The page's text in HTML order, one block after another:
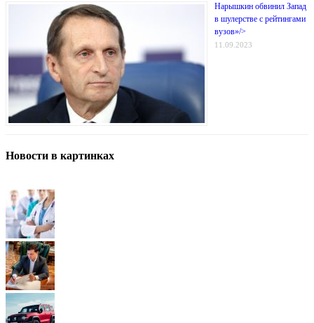
Нарышкин обвинил Запад
в шулерстве с рейтингами
вузов»/>
11.09.2023
Новости в картинках